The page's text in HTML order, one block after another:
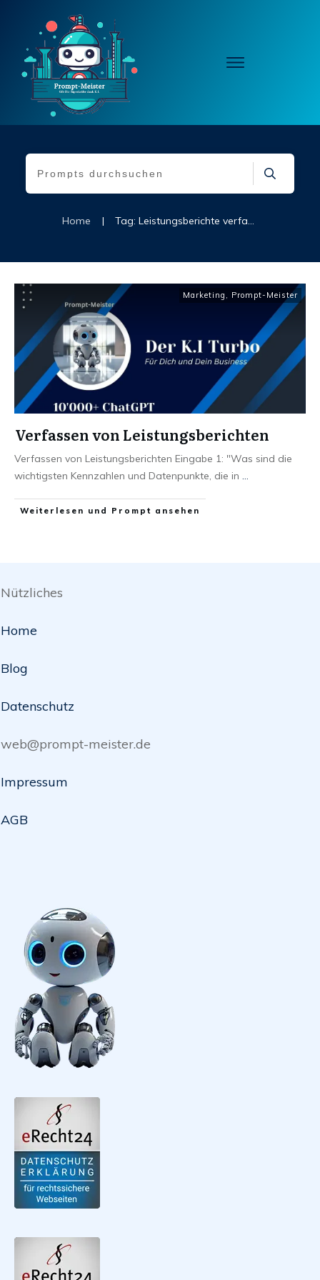
Home | Tag: Leistungsberichte verfassen
Marketing , Prompt-Meister
Verfassen von Leistungsberichten
Verfassen von Leistungsberichten Eingabe 1: "Was sind die
wichtigsten Kennzahlen und Datenpunkte, die in ...
Weiterlesen und Prompt ansehen
Nützliches
Home
Blog
Datenschutz
web@prompt-meister.de
Impressum
AGB